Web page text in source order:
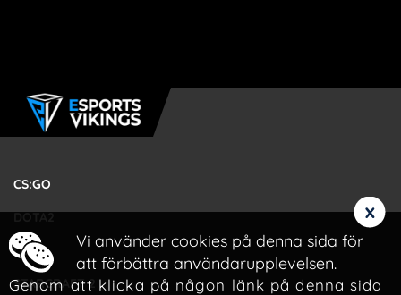
CS:GO
DOTA2
LOL
STARCRAFT 2
Vi använder cookies på denna sida för
att förbättra användarupplevelsen.
Genom att klicka på någon länk på denna sida
x